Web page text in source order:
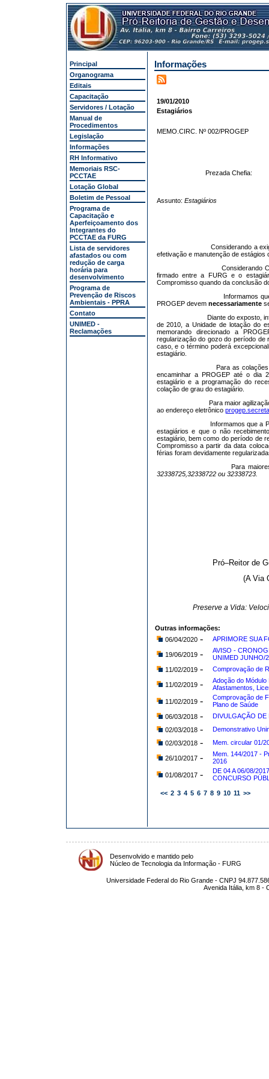
Principal
Organograma
Editais
Capacitação
Servidores / Lotação
Manual de
Procedimentos
Legislação
Informações
RH Informativo
Memoriais RSC-
PCCTAE
Lotação Global
Boletim de Pessoal
Programa de
Capacitação e
Aperfeiçoamento dos
Integrantes do
PCCTAE da FURG
Lista de servidores
afastados ou com
redução de carga
horária para
desenvolvimento
Programa de
Prevenção de Riscos
Ambientais - PPRA
Contato
UNIMED -
Reclamações
Informações
19/01/2010
Estagiários
MEMO.CIRC. Nº 002/PROGEP
Prezada Chefia:
Assunto: Estagiários
Considerando a
efetivação e manutenção de estágios
Considerando
firmado entre a FURG e o
Compromisso quando da conclusão
Informamos
PROGEP devem necessariamente
Diante do exposto,
de 2010, a Unidade de lotação do
memorando direcionado a
regularização do gozo do período
caso, e o término poderá
estagiário.
Para as
encaminhar a PROGEP até o dia
estagiário e a programação do
colação de grau do estagiário.
Para maior
ao endereço eletrônico
Informamos que a
estagiários e que o não
estagiário, bem como do período de
Compromisso a partir da data
férias foram devidamente
Para
32338725,32338722 ou 32338723.
Pró–Reitor de
(A Via
Preserve a Vida:
Outras informações:
06/04/2020- APRIMORE SUA
19/06/2019-
AVISO -
UNIMED JUNHO/
11/02/2019- Comprovação de
11/02/2019-
Adoção do
Afastamentos,
11/02/2019-
Comprovação de
Plano de Saúde
06/03/2018-
DIVULGAÇÃO DE
02/03/2018-
Demonstrativo
02/03/2018- Mem. circular 01/
26/10/2017-
Mem. 144/2017 -
2016
01/08/2017-
DE 04 A 06/08/
CONCURSO
<< 2 3 4 5 6 7 8 9 10 11 >>
Desenvolvido e mantido pelo
Núcleo de Tecnologia da Informação - FURG
Universidade Federal do Rio Grande - CNPJ
Avenida Itália, km 8 -